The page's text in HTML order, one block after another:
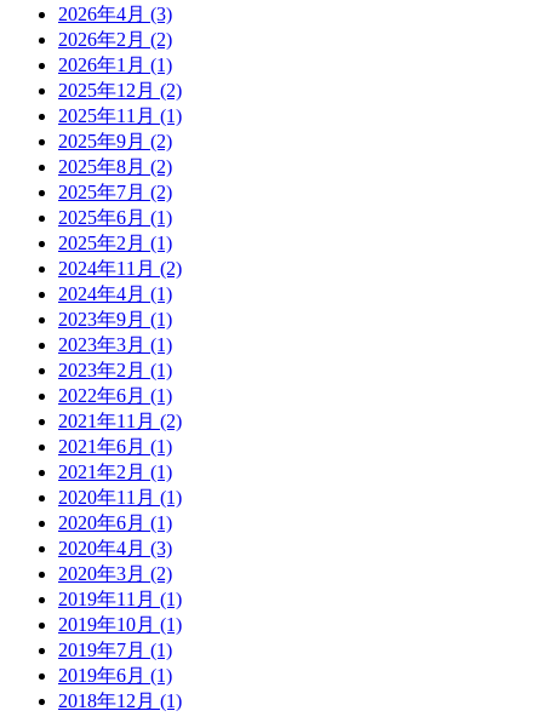
2026年4月 (3)
2026年2月 (2)
2026年1月 (1)
2025年12月 (2)
2025年11月 (1)
2025年9月 (2)
2025年8月 (2)
2025年7月 (2)
2025年6月 (1)
2025年2月 (1)
2024年11月 (2)
2024年4月 (1)
2023年9月 (1)
2023年3月 (1)
2023年2月 (1)
2022年6月 (1)
2021年11月 (2)
2021年6月 (1)
2021年2月 (1)
2020年11月 (1)
2020年6月 (1)
2020年4月 (3)
2020年3月 (2)
2019年11月 (1)
2019年10月 (1)
2019年7月 (1)
2019年6月 (1)
2018年12月 (1)